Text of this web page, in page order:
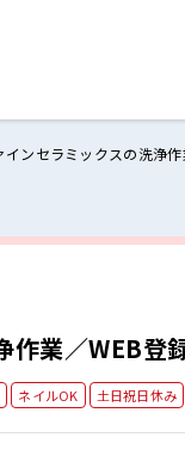
ン 閉じる
インセラミックスの洗浄
作業／WEB登
ネイルOK 土日祝日休み